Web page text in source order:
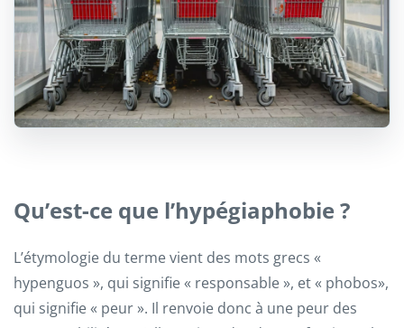
Qu’est-ce que l’hypégiaphobie ?
L’étymologie du terme vient des mots grecs «
hypenguos », qui signifie « responsable », et « phobos»,
qui signifie « peur ». Il renvoie donc à une peur des